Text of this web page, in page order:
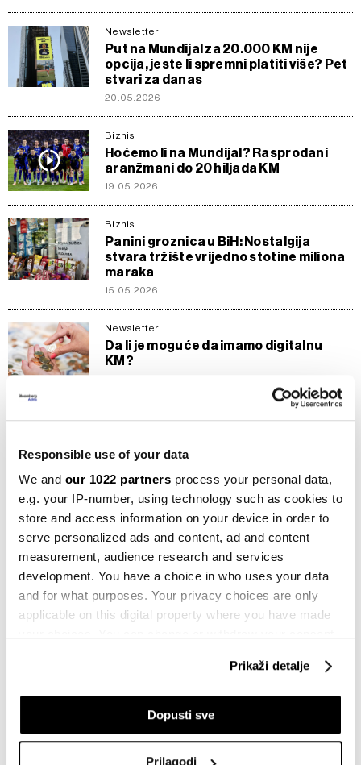
Responsible use of your data
We and our 1022 partners process your personal data,
e.g. your IP-number, using technology such as cookies to
store and access information on your device in order to
serve personalized ads and content, ad and content
measurement, audience research and services
development. You have a choice in who uses your data
and for what purposes. Your privacy choices are only
applicable on this digital property where you have made
If you allow, we would also like to:
Collect information about your geographical
Prikaži detalje
Dopusti sve
Prilagodi
Newsletter
Put na Mundijal za 20.000 KM nije
opcija, jeste li spremni platiti više? Pet
stvari za danas
20.05.2026
Biznis
Hoćemo li na Mundijal? Rasprodani
aranžmani do 20 hiljada KM
19.05.2026
Biznis
Panini groznica u BiH: Nostalgija
stvara tržište vrijedno stotine miliona
maraka
15.05.2026
Newsletter
Da li je moguće da imamo digitalnu
KM?
igri - pet stvari za danas
Newsletter
Sektor leasinga dobija nova pravila
25.04.2026
Newsletter
Šta Mundijal znači za ekonomiju BiH - 5
stvari
Kako država i kompanije mogu
iskoristiti plasman na Svjetsko